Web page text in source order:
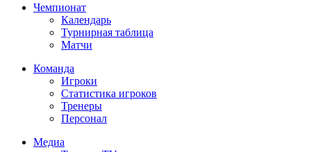
Чемпионат
Календарь
Турнирная таблица
Матчи
Команда
Игроки
Статистика игроков
Тренеры
Персонал
Медиа